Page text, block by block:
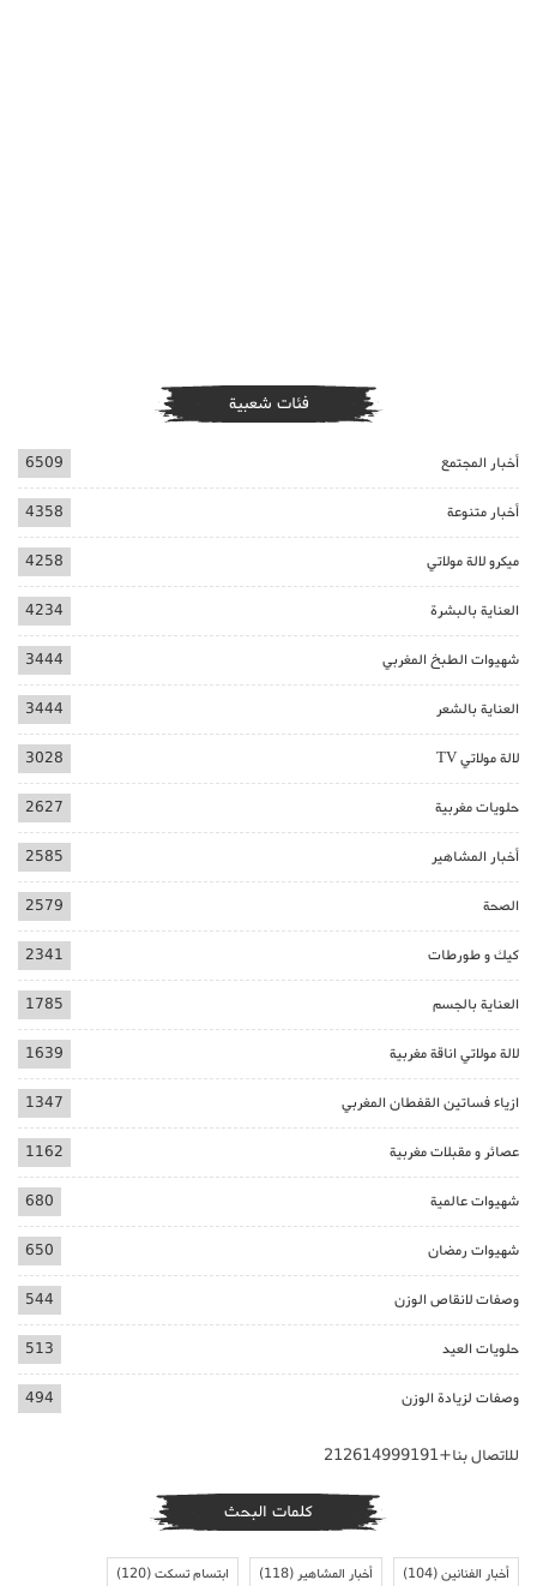
فئات شعبية
أخبار المجتمع 6509
أخبار متنوعة 4358
ميكرو لالة مولاتي 4258
العناية بالبشرة 4234
شهيوات الطبخ المغربي 3444
العناية بالشعر 3444
لالة مولاتي TV 3028
حلويات مغربية 2627
أخبار المشاهير 2585
الصحة 2579
كيك و طورطات 2341
العناية بالجسم 1785
لالة مولاتي اناقة مغربية 1639
ازياء فساتين القفطان المغربي 1347
عصائر و مقبلات مغربية 1162
شهيوات عالمية 680
شهيوات رمضان 650
وصفات لانقاص الوزن 544
حلويات العيد 513
وصفات لزيادة الوزن 494
للاتصال بنا+212614999191
كلمات البحث
أخبار الفنانين(104) أخبار المشاهير(118) ابتسام تسكت(120)